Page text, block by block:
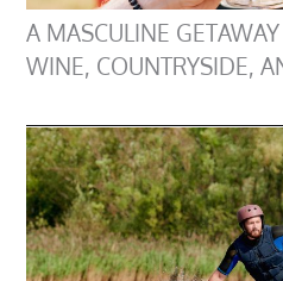
A MASCULINE
WINE, COUNTRYSIDE,